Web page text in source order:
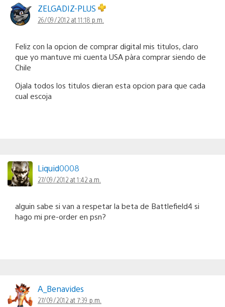
ZELGADIZ-PLUS
26/09/2012 at 11:18 p.m.
Feliz con la opcion de comprar digital mis titulos, claro
que yo mantuve mi cuenta USA pàra comprar siendo de
Chile
Ojala todos los titulos dieran esta opcion para que cada
cual escoja
Liquid0008
27/09/2012 at 1:42 a.m.
alguin sabe si van a respetar la beta de Battlefield4 si
hago mi pre-order en psn?
A_Benavides
27/09/2012 at 7:39 p.m.